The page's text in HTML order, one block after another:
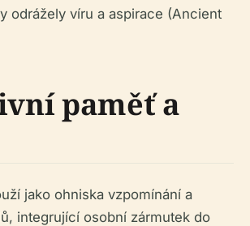
odrážely víru a aspirace (Ancient
paměť a
jako ohniska vzpomínání a
integrující osobní zármutek do